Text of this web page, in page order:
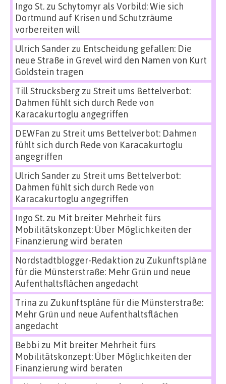
Ingo St.zu Schytomyr als Vorbild: Wie sich
Dortmund auf Krisen und Schutzräume
vorbereiten will
Ulrich Sanderzu Entscheidung gefallen: Die
neue Straße in Grevel wird den Namen von Kurt
Goldstein tragen
Till Strucksbergzu Streit ums Bettelverbot:
Dahmen fühlt sich durch Rede von
Karacakurtoglu angegriffen
DEWFan zu Streit ums Bettelverbot: Dahmen
fühlt sich durch Rede von Karacakurtoglu
angegriffen
Ulrich Sanderzu Streit ums Bettelverbot:
Dahmen fühlt sich durch Rede von
Karacakurtoglu angegriffen
Ingo St.zu Mit breiter Mehrheit fürs
Mobilitätskonzept: Über Möglichkeiten der
Finanzierung wird beraten
Nordstadtblogger-Redaktion zu Zukunftspläne
für die Münsterstraße: Mehr Grün und neue
Aufenthaltsflächen angedacht
Trina zu Zukunftspläne für die Münsterstraße:
Mehr Grün und neue Aufenthaltsflächen
angedacht
Bebbi zu Mit breiter Mehrheit fürs
Mobilitätskonzept: Über Möglichkeiten der
Finanzierung wird beraten